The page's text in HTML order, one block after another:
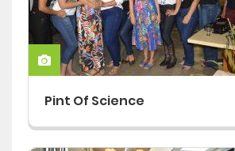
Pint Of Science